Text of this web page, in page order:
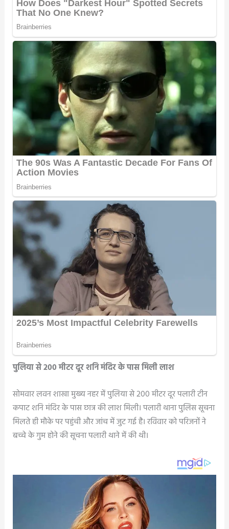
पुलिया से 200 मीटर दूर शनि मंदिर के पास मिली लाश
सोमवार लवन शाखा मुख्य नहर में पुलिया से 200 मीटर दूर पलारी टीन
कपाट शनि मंदिर के पास छात्र की लाश मिली। पलारी थाना पुलिस सूचना
मिलते ही मौके पर पहुंची और जांच में जुट गई है। रविवार को परिजनों ने
बच्चे के गुम होने की सूचना पलारी थाने में की थी।